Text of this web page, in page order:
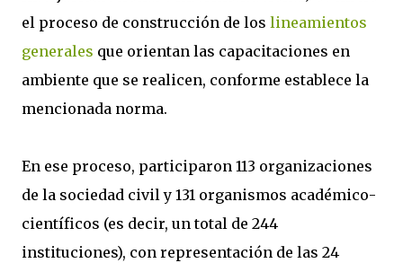
el proceso de construcción de los lineamientos
generales que orientan las capacitaciones en
ambiente que se realicen, conforme establece la
mencionada norma.
En ese proceso, participaron 113 organizaciones
de la sociedad civil y 131 organismos académico-
científicos (es decir, un total de 244
instituciones), con representación de las 24